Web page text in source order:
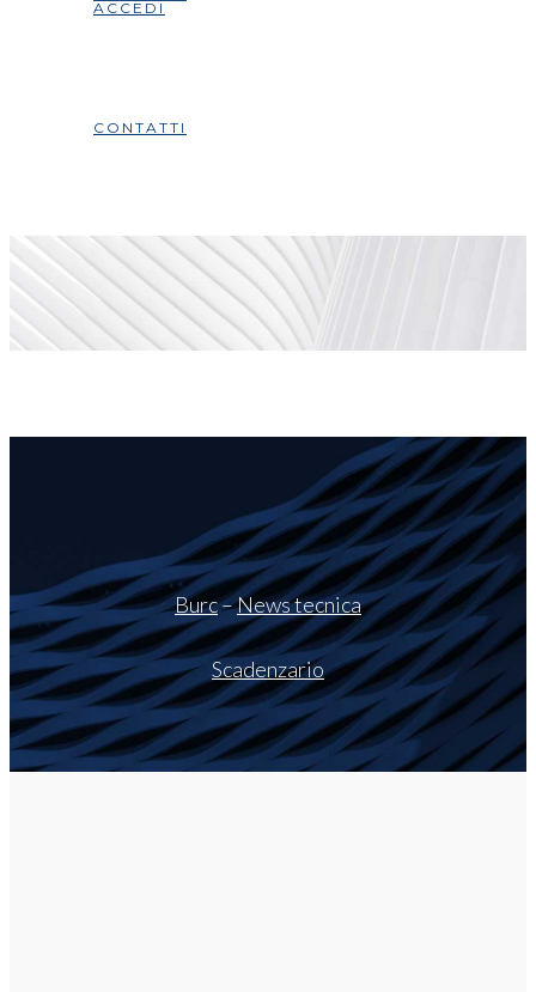
ACCEDI
CONTATTI
Burc–News tecnica
Scadenzario